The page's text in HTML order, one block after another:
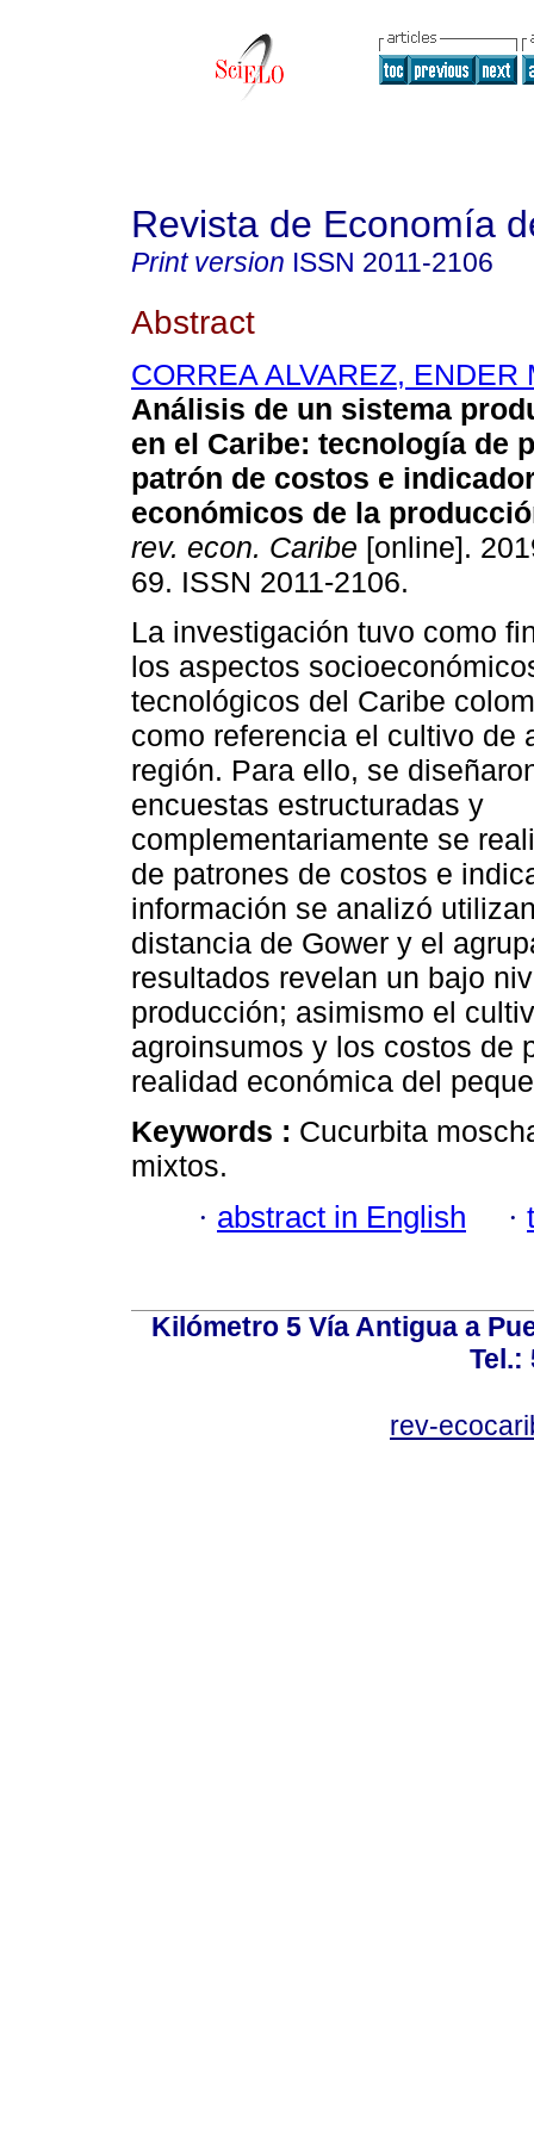
Revista de Economía
Print version ISSN 2011-2106
Abstract
CORREA ALVAREZ, ENDER
Análisis de un sistema
en el Caribe: tecnología de
patrón de costos e
económicos de la
rev. econ. Caribe [online].
69. ISSN 2011-2106.
La investigación tuvo como
los aspectos
tecnológicos del Caribe
como referencia el cultivo de
región. Para ello, se
encuestas estructuradas y
complementariamente se
de patrones de costos e
información se analizó
distancia de Gower y el
resultados revelan un bajo
producción; asimismo el
agroinsumos y los costos de
realidad económica del
Keywords : Cucurbita
mixtos.
· abstract in English ·
Kilómetro 5 Vía Antigua a
Tel.:
rev-